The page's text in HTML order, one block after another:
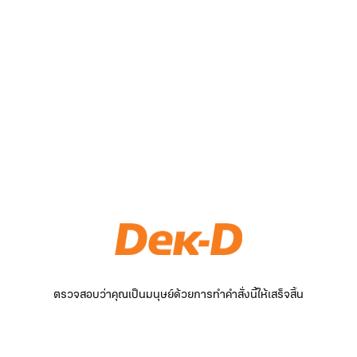
ตรวจสอบว่าคุณเป็นมนุษย์ด้วยการทำคำสั่งนี้ให้เสร็จสิ้น